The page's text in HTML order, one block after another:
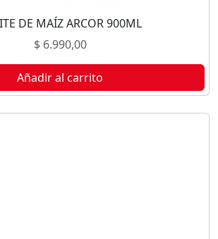
DE MAÍZ ARCOR 900ML
$6.990,00
Añadir al carrito